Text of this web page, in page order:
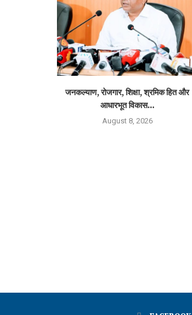
जनकल्याण, रोजगार, शिक्षा, श्रमिक हित और
आधारभूत विकास...
August 8, 2026